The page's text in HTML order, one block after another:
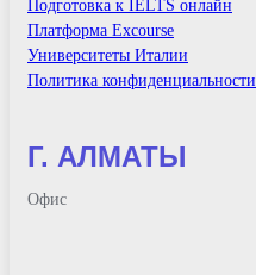
Подготовка к IELTS онлайн
Платформа Excourse
Университеты Италии
Политика конфиденциальности
Г. АЛМАТЫ
Офис